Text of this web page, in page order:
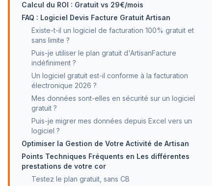
Calcul du ROI : Gratuit vs 29€/mois
FAQ : Logiciel Devis Facture Gratuit Artisan
Existe-t-il un logiciel de facturation 100% gratuit et
sans limite ?
Puis-je utiliser le plan gratuit d'ArtisanFacture
indéfiniment ?
Un logiciel gratuit est-il conforme à la facturation
électronique 2026 ?
Mes données sont-elles en sécurité sur un logiciel
gratuit ?
Puis-je migrer mes données depuis Excel vers un
logiciel ?
Optimiser la Gestion de Votre Activité de Artisan
Points Techniques Fréquents en Les différentes
prestations de votre cor
Testez le plan gratuit, sans CB